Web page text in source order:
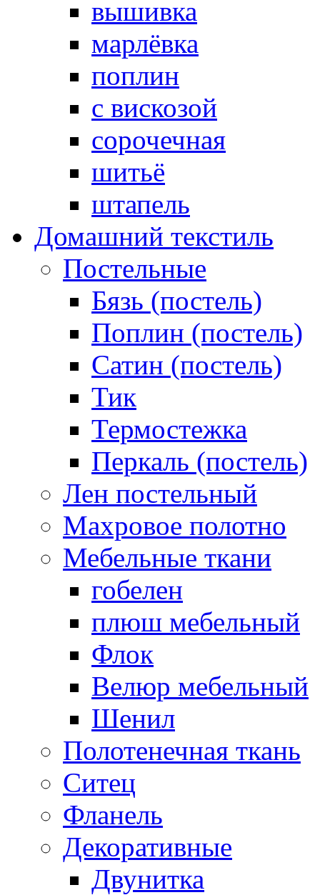
вышивка
марлёвка
поплин
с вискозой
сорочечная
шитьё
штапель
Домашний текстиль
Постельные
Бязь (постель)
Поплин (постель)
Сатин (постель)
Тик
Термостежка
Перкаль (постель)
Лен постельный
Махровое полотно
Мебельные ткани
гобелен
плюш мебельный
Флок
Велюр мебельный
Шенил
Полотенечная ткань
Ситец
Фланель
Декоративные
Двунитка